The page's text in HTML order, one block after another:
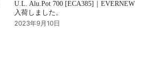
U.L. Alu.Pot 700 [ECA385]｜EVERNEW
入荷しました。
2023年9月10日